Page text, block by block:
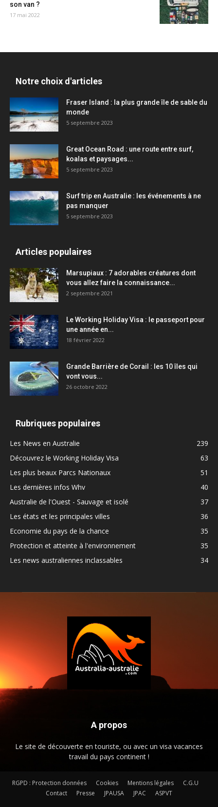
son van ?
17 mai 2022
Notre choix d'articles
Fraser Island : la plus grande île de sable du
monde
5 septembre 2023
Great Ocean Road : une route entre surf,
koalas et paysages...
5 septembre 2023
Surf trip en Australie : les événements à ne
pas manquer
5 septembre 2023
Articles populaires
Marsupiaux : 7 adorables créatures dont
vous allez faire la connaissance...
2 septembre 2021
Le Working Holiday Visa : le passeport pour
une année en...
18 février 2022
Grande Barrière de Corail : les 10 îles qui
vont vous...
26 octobre 2022
Rubriques populaires
Les News en Australie
239
Découvrez le Working Holiday Visa
63
Les plus beaux Parcs Nationaux
51
Les dernières infos Whv
40
Australie de l'Ouest - Sauvage et isolé
37
Les états et les principales villes
36
Economie du pays de la chance
35
Protection et atteinte à l'environnement
35
Les news australiennes inclassables
34
A propos
Le site de découverte en touriste, ou avec un visa vacances
travail du pays continent !
RGPD : Protection données Cookies Mentions légales
C.G.U
Contact
Presse JPAUSA JPAC ASPVT